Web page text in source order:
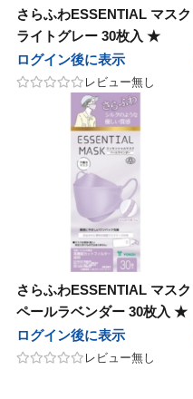
さらふわESSENTIAL マスク
ライトグレー 30枚入 ★
ログイン後に表示
レビュー無し
さらふわESSENTIAL マスク
ペールラベンダー 30枚入 ★
ログイン後に表示
レビュー無し